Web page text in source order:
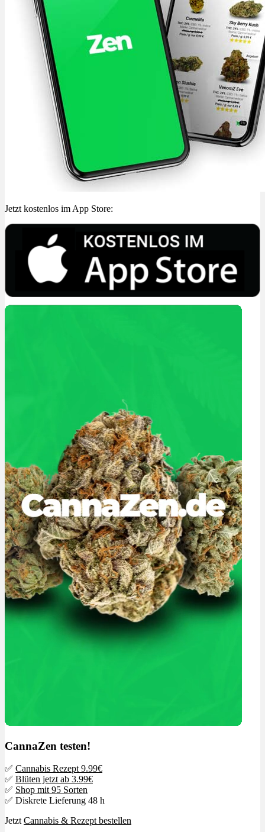
Jetzt kostenlos im App Store:
CannaZen testen!
✅ Cannabis Rezept 9.99€
✅ Blüten jetzt ab 3.99€
✅ Shop mit 95 Sorten
✅ Diskrete Lieferung 48 h
JetztCannabis & Rezept bestellen